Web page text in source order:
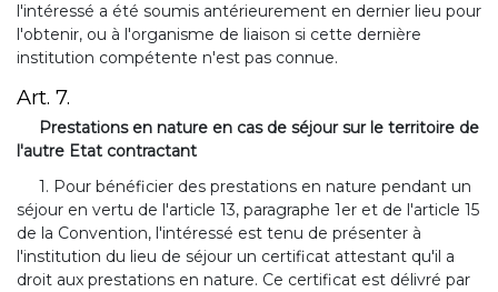
l'intéressé a été soumis antérieurement en dernier lieu pour
l'obtenir, ou à l'organisme de liaison si cette dernière
institution compétente n'est pas connue.
Art. 7.
Prestations en nature en cas de séjour sur le territoire de
l'autre Etat contractant
1. Pour bénéficier des prestations en nature pendant un
séjour en vertu de l'article 13, paragraphe 1er et de l'article 15
de la Convention, l'intéressé est tenu de présenter à
l'institution du lieu de séjour un certificat attestant qu'il a
droit aux prestations en nature. Ce certificat est délivré par